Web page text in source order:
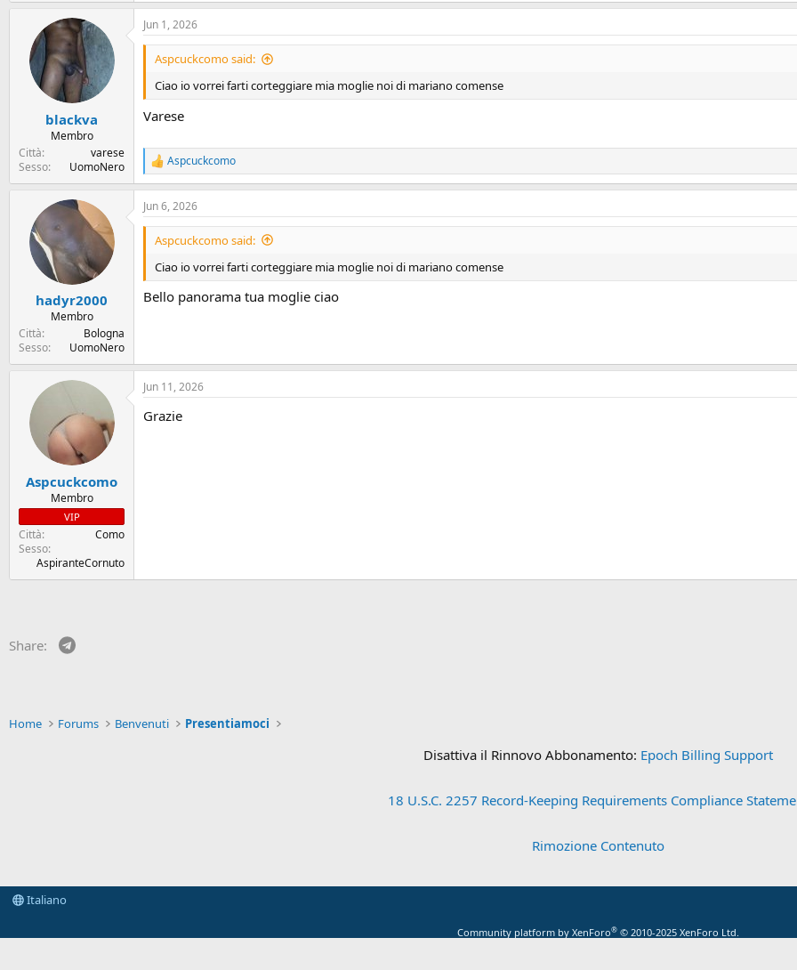
blackva
Membro
Città
varese
Sesso
UomoNero
Jun 1, 2026
Aspcuckcomo said:
Ciao io vorrei farti corteggiare mia moglie noi di mariano comense
Varese
R
e
a
c
t
n
s
:
Aspcuckcomo
hadyr2000
Membro
Città
Bologna
Sesso
UomoNero
Jun 6, 2026
Aspcuckcomo said:
Ciao io vorrei farti corteggiare mia moglie noi di mariano comense
Bello panorama tua moglie ciao
Aspcuckcomo
Membro
VIP
Città
Como
Sesso
AspiranteCornuto
Jun 11, 2026
Grazie
Share:
Home Forums Benvenuti Presentiamoci
Disattiva il Rinnovo Abbonamento: Epoch Billing Support
18 U.S.C. 2257 Record-Keeping Requirements Compliance
Rimozione Contenuto
Italiano
Community platform by XenForo® © 2010-2025 XenForo Ltd.